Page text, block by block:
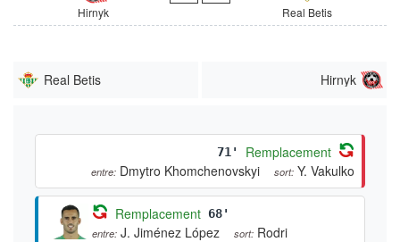
Hirnyk Real Betis
Real Betis Hirnyk
71' Remplacement
entre: Dmytro Khomchenovskyi sort: Y. Vakulko
Remplacement 68'
entre: J. Jiménez López sort: Rodri